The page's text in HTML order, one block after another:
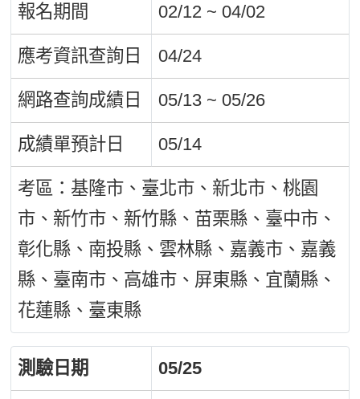
報名期間 02/12 ~ 04/02
應考資訊查詢日 04/24
網路查詢成績日 05/13 ~ 05/26
成績單預計日 05/14
考區：基隆市、臺北市、新北市、桃園
市、新竹市、新竹縣、苗栗縣、臺中市、
彰化縣、南投縣、雲林縣、嘉義市、嘉義
縣、臺南市、高雄市、屏東縣、宜蘭縣、
花蓮縣、臺東縣
測驗日期 05/25